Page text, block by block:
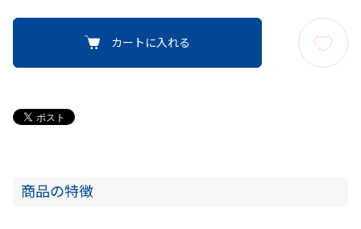
カートに入れる
商品の特徴